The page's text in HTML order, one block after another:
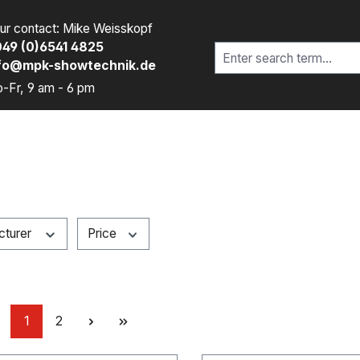
contact: Mike Weisskopf
(0)6541 4825
showtechnik.de
Fr, 9 am - 6 pm
Price
Page
1 Page
2